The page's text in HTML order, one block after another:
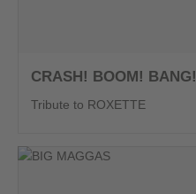
CRASH! BOOM! BANG!
Tribute to ROXETTE